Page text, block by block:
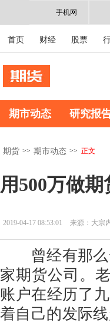
手机网
首页 财经 股票
期市动态 研究报
期货 >> 期市动态 >> 正文
用500万做
2019-04-17 08:53:01 来源：大宗
曾经有那么
家期货公司。
账户在经历了
着自己的发际